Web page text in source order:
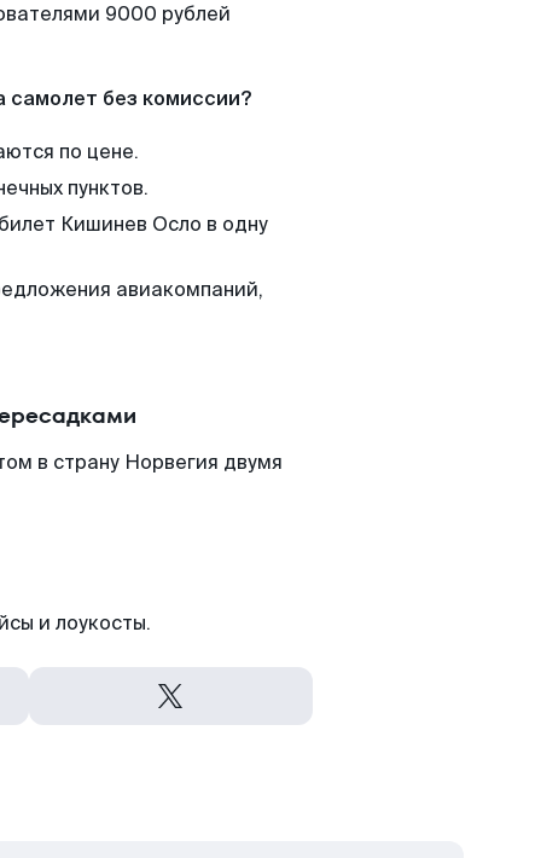
9000 рублей
самолет без комиссии?
по цене.
пунктов.
Кишинев Осло в одну
авиакомпаний,
в страну Норвегия двумя
и лоукосты.